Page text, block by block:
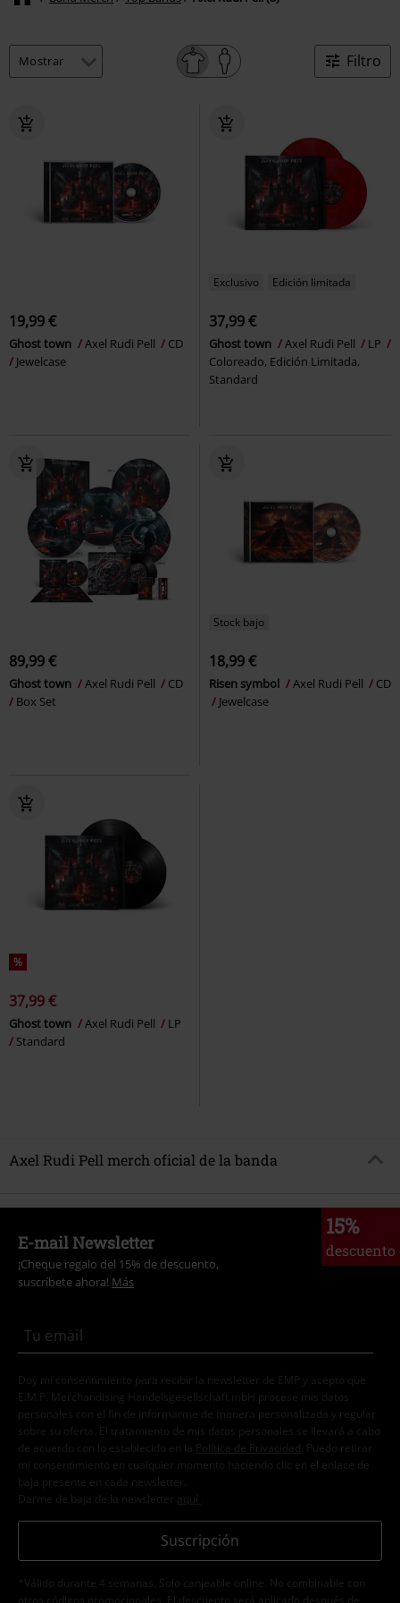
Filtro
19,99 €
Ghost town Axel Rudi Pell
CD
Jewelcase
Exclusivo Edición limitada
37,99 €
Ghost town Axel Rudi Pell
LP
Coloreado, Edición Limitada,
Standard
89,99 €
Ghost town Axel Rudi Pell
CD
Box Set
Stock bajo
18,99 €
Risen symbol Axel Rudi Pell
CD
Jewelcase
%
37,99 €
Ghost town Axel Rudi Pell
LP
Standard
Axel Rudi Pell merch oficial de la banda
15%
descuento
E-mail Newsletter
¡Cheque regalo del 15% de descuento,
suscríbete ahora! Más
Doy mi consentimiento para recibir la newsletter de EMP y acepto que
E.M.P. Merchandising Handelsgesellschaft mbH procese mis datos
personales con el fin de informarme de manera personalizada y regular
sobre su oferta. El tratamiento de mis datos personales se llevará a cabo
de acuerdo con lo establecido en la
Política de Privacidad . Puedo retirar
mi consentimiento en cualquier momento haciendo clic en el enlace de
baja presente en cada newsletter.
Darme de baja de la newsletter
aquí
Suscripción
*Válido durante 4 semanas. Solo canjeable online. No combinable con